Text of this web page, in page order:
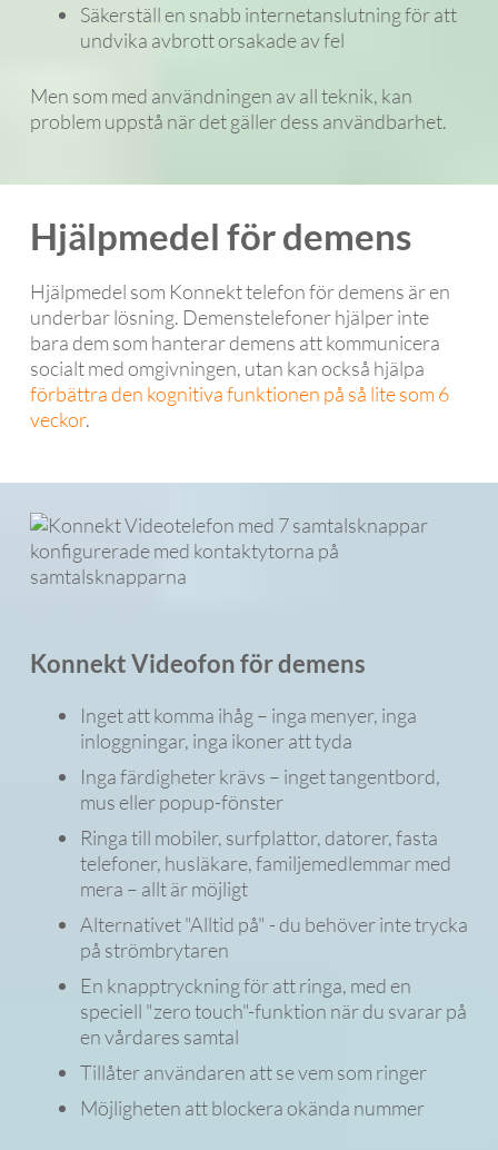
Säkerställ en snabb internetanslutning för att
undvika avbrott orsakade av fel
Men som med användningen av all teknik, kan
problem uppstå när det gäller dess användbarhet.
Hjälpmedel för demens
Hjälpmedel som Konnekt telefon för demens är en
underbar lösning. Demenstelefoner hjälper inte
bara dem som hanterar demens att kommunicera
socialt med omgivningen, utan kan också hjälpa
förbättra den kognitiva funktionen på så lite som 6
veckor.
Konnekt Videofon för demens
Inget att komma ihåg – inga menyer, inga
inloggningar, inga ikoner att tyda
Inga färdigheter krävs – inget tangentbord,
mus eller popup-fönster
Ringa till mobiler, surfplattor, datorer, fasta
telefoner, husläkare, familjemedlemmar med
mera – allt är möjligt
Alternativet "Alltid på" - du behöver inte trycka
på strömbrytaren
En knapptryckning för att ringa, med en
speciell "zero touch"-funktion när du svarar på
en vårdares samtal
Tillåter användaren att se vem som ringer
Möjligheten att blockera okända nummer